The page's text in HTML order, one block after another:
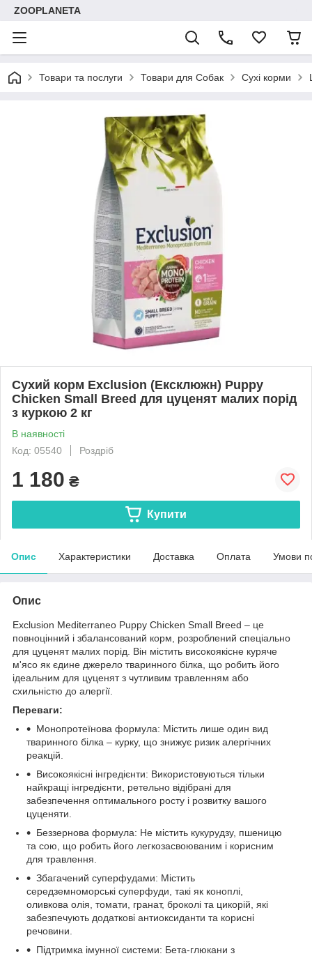
ZOOPLANETA
Товари та послуги Товари для Собак Сухі корми
Сухий корм Exclusion (Ексклюжн) Puppy
Chicken Small Breed для цуценят малих порід
з куркою 2 кг
В наявності
Код: 05540
Роздріб
1 180 ₴
Купити
Опис Характеристики Доставка Оплата Умови
Опис
Exclusion Mediterraneo Puppy Chicken Small Breed – це
повноцінний і збалансований корм, розроблений спеціально
для цуценят малих порід. Він містить високоякісне куряче
м'ясо як єдине джерело тваринного білка, що робить його
ідеальним для цуценят з чутливим травленням або
схильністю до алергії.
Переваги:
Монопротеїнова формула: Містить лише один вид
тваринного білка – курку, що знижує ризик алергічних
реакцій.
Високоякісні інгредієнти: Використовуються тільки
найкращі інгредієнти, ретельно відібрані для
забезпечення оптимального росту і розвитку вашого
цуценяти.
Беззернова формула: Не містить кукурудзу, пшеницю
та сою, що робить його легкозасвоюваним і корисним
для травлення.
Збагачений суперфудами: Містить
середземноморські суперфуди, такі як коноплі,
оливкова олія, томати, гранат, броколі та цикорій, які
забезпечують додаткові антиоксиданти та корисні
речовини.
Підтримка імунної системи: Бета-глюкани з